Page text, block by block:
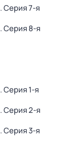
. Серия 7-я
. Серия 8-я
. Серия 1-я
. Серия 2-я
. Серия 3-я